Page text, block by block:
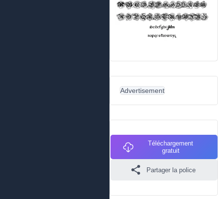
Advertisement
Téléchargement
gratuit
Partager la police